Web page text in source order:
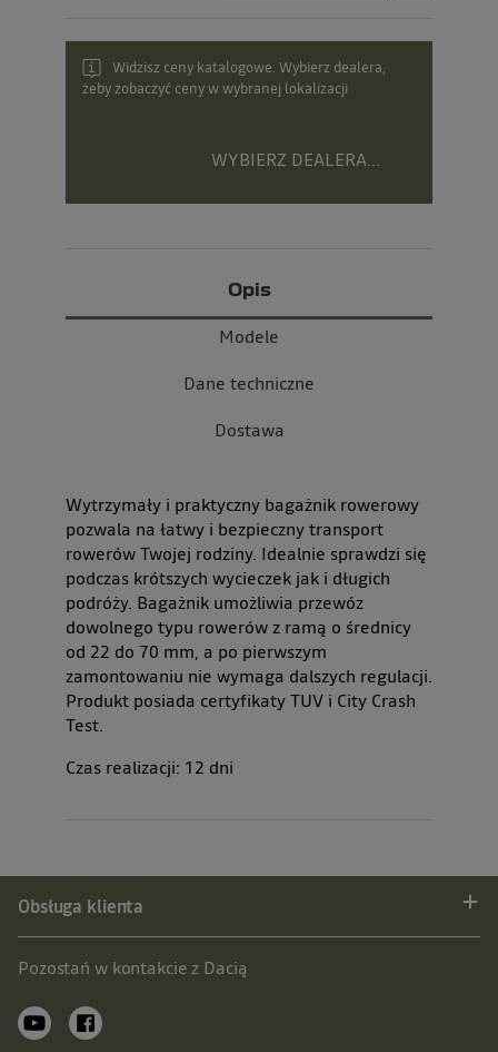
Widzisz ceny katalogowe. Wybierz dealera,
żeby zobaczyć ceny w wybranej lokalizacji
WYBIERZ DEALERA...
Opis
Modele
Dane techniczne
Dostawa
Wytrzymały i praktyczny bagażnik rowerowy
pozwala na łatwy i bezpieczny transport
rowerów Twojej rodziny. Idealnie sprawdzi się
podczas krótszych wycieczek jak i długich
podróży. Bagażnik umożliwia przewóz
dowolnego typu rowerów z ramą o średnicy
od 22 do 70 mm, a po pierwszym
zamontowaniu nie wymaga dalszych regulacji.
Produkt posiada certyfikaty TUV i City Crash
Test.
Czas realizacji: 12 dni
Obsługa klienta
Pozostań w kontakcie z Dacią